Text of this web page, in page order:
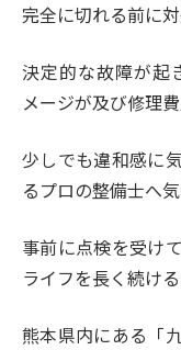
完全に切れる前に
決定的な故障が起
メージが及び修理
少しでも違和感に
るプロの整備士へ
事前に点検を受け
ライフを長く続け
熊本県内にある「